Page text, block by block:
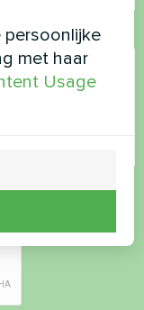
met haar
Usage